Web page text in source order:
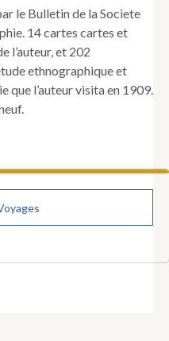
le Bulletin de la Societe
14 cartes cartes et
l’auteur, et 202
ethnographique et
que l’auteur visita en 1909.